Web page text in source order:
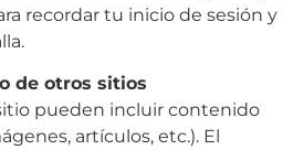
recordar tu inicio de sesión y
de otros sitios
pueden incluir contenido
artículos, etc.). El